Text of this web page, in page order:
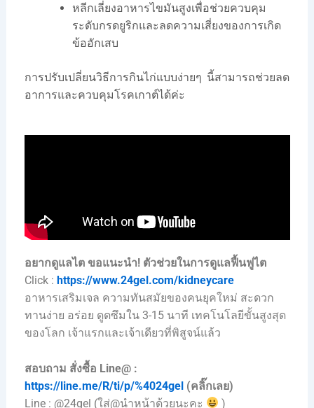
หลีกเลี่ยงอาหารไขมันสูงเพื่อช่วยควบคุม
ระดับกรดยูริกและลดความเสี่ยงของการเกิด
ข้ออักเสบ
การปรับเปลี่ยนวิธีการกินไก่แบบง่ายๆ นี้สามารถช่วยลด
อาการและควบคุมโรคเกาต์ได้ค่ะ
อยากดูแลไต ขอแนะนำ! ตัวช่วยในการดูแลฟื้นฟูไต
Click : https://www.24gel.com/kidneycare
อาหารเสริมเจล ความทันสมัยของคนยุคใหม่ สะดวก
ทานง่าย อร่อย ดูดซึมใน 3-15 นาที เทคโนโลยีขั้นสูงสุด
ของโลก เจ้าแรกและเจ้าเดียวที่พิสูจน์แล้ว
สอบถาม สั่งซื้อ Line@ :
https://line.me/R/ti/p/%4024gel(คลิ๊กเลย)
Line : @24gel (ใส่@นำหน้าด้วยนะคะ
)